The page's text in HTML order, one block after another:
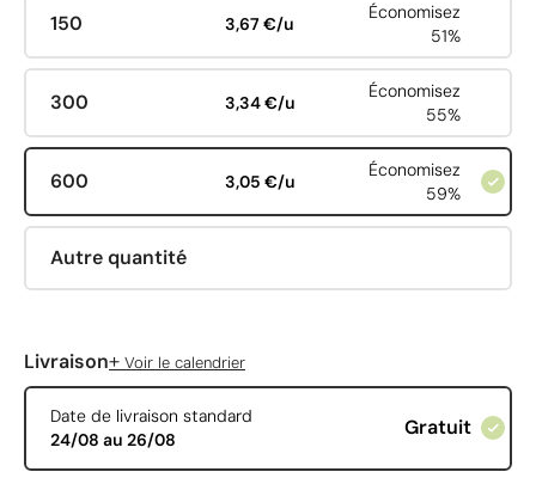
150 3,67 €/u
Économisez
51%
300 3,34 €/u
Économisez
55%
600 3,05 €/u
Économisez
59%
Autre quantité
Livraison+ Voir le calendrier
Date de livraison standard
24/08 au 26/08
Gratuit